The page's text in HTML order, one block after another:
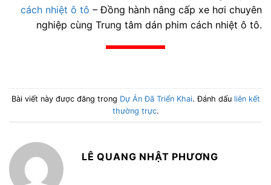
cách nhiệt ô tô – Đồng hành nâng cấp xe hơi chuyên
nghiệp cùng Trung tâm dán phim cách nhiệt ô tô.
Bài viết này được đăng trong Dự Án Đã Triển Khai. Đánh dấu liên kết
thường trực.
LÊ QUANG NHẬT PHƯƠNG